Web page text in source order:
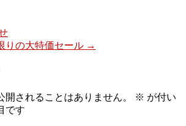
りの大特価セール →
開されることはありません。 ※ が付い
です